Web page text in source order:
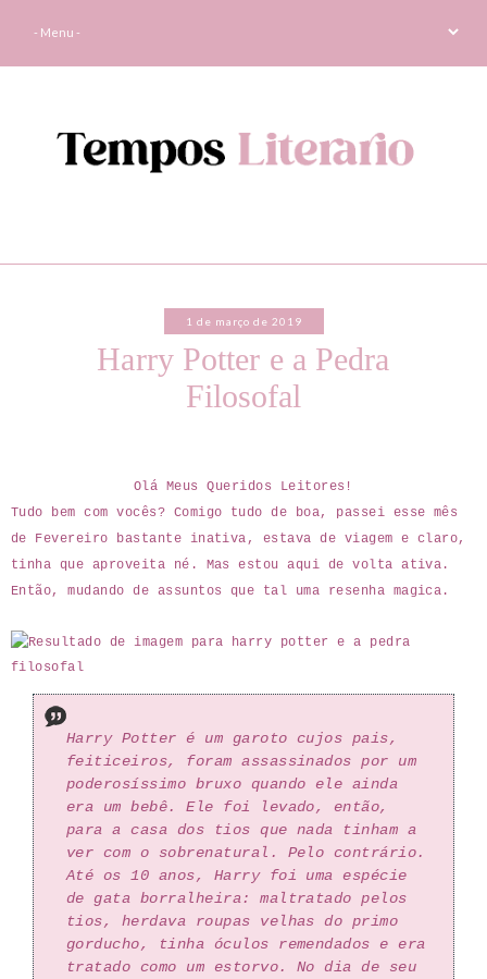
1 de março de 2019
Harry Potter e a Pedra
Filosofal
Olá Meus Queridos Leitores!
Tudo bem com vocês? Comigo tudo de boa, passei esse mês
de Fevereiro bastante inativa, estava de viagem e claro,
tinha que aproveita né. Mas estou aqui de volta ativa.
Então, mudando de assuntos que tal uma resenha magica.
Harry Potter é um garoto cujos pais,
feiticeiros, foram assassinados por um
poderosíssimo bruxo quando ele ainda
era um bebê. Ele foi levado, então,
para a casa dos tios que nada tinham a
ver com o sobrenatural. Pelo contrário.
Até os 10 anos, Harry foi uma espécie
de gata borralheira: maltratado pelos
tios, herdava roupas velhas do primo
gorducho, tinha óculos remendados e era
tratado como um estorvo. No dia de seu